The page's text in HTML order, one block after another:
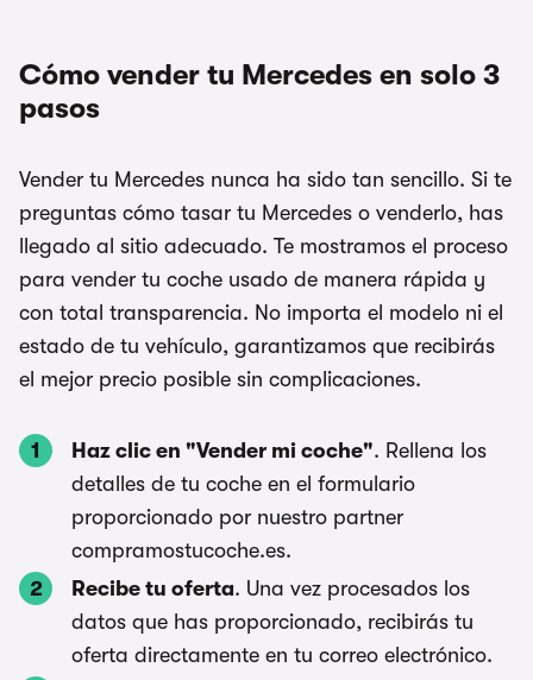
Cómo vender tu Mercedes en solo 3
pasos
Vender tu Mercedes nunca ha sido tan sencillo. Si te
preguntas cómo tasar tu Mercedes o venderlo, has
llegado al sitio adecuado. Te mostramos el proceso
para vender tu coche usado de manera rápida y
con total transparencia. No importa el modelo ni el
estado de tu vehículo, garantizamos que recibirás
el mejor precio posible sin complicaciones.
Haz clic en "Vender mi coche". Rellena los
detalles de tu coche en el formulario
proporcionado por nuestro partner
compramostucoche.es.
Recibe tu oferta. Una vez procesados los
datos que has proporcionado, recibirás tu
oferta directamente en tu correo electrónico.